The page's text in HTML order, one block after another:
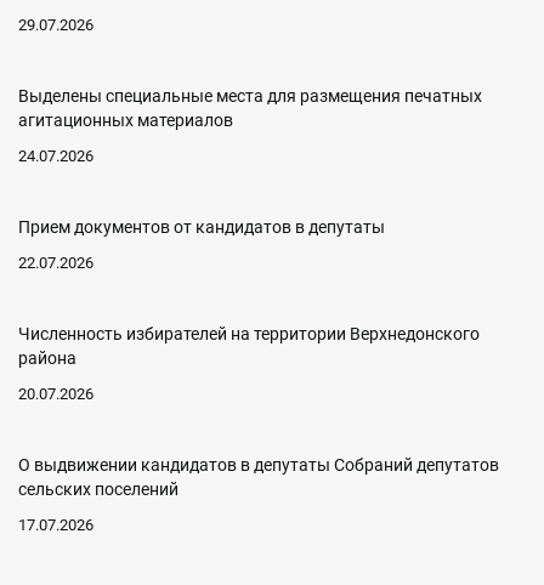
29.07.2026
Выделены специальные места для размещения печатных
агитационных материалов
24.07.2026
Прием документов от кандидатов в депутаты
22.07.2026
Численность избирателей на территории Верхнедонского
района
20.07.2026
О выдвижении кандидатов в депутаты Собраний депутатов
сельских поселений
17.07.2026